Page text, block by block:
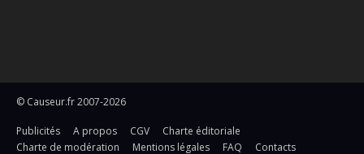
© Causeur.fr 2007-2026
Publicités A propos CGV
Charte éditoriale
Charte de modération
Mentions légales FAQ Contacts